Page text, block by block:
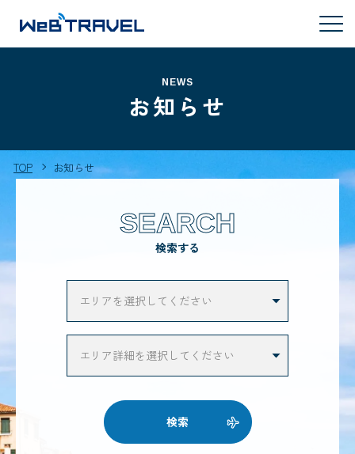
NEWS
お知らせ
TOP お知らせ
SEARCH
検索する
検索